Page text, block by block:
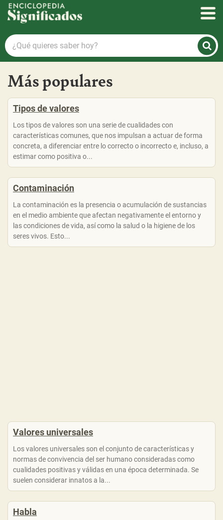
Enciclopedia Significados
¿Qué
quieres
saber
hoy?
Más populares
Tipos de valores
Los tipos de valores son una serie de cualidades con
características comunes, que nos impulsan a actuar de forma
concreta, a diferenciar entre lo correcto o incorrecto e, incluso, a
estimar como positiva o...
Contaminación
La contaminación es la presencia o acumulación de sustancias
en el medio ambiente que afectan negativamente el entorno y
las condiciones de vida, así como la salud o la higiene de los
seres vivos. Esto...
Valores universales
Los valores universales son el conjunto de características y
normas de convivencia del ser humano consideradas como
cualidades positivas y válidas en una época determinada. Se
suelen considerar innatos a la...
Habla